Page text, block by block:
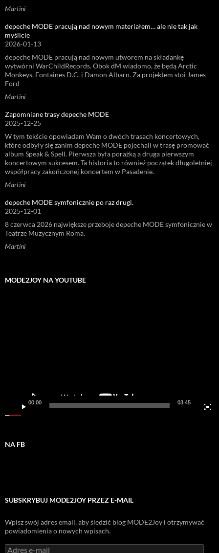
Martini
depeche MODE pracują nad nowym materiałem… ale nie tak jak
myślicie
2026-01-13
depeche MODE pracują nad nowym utworem na składankę
wytwórni WarChildRecords. Obok dM wiadomo, że będą Arctic
Monkeys, Fontaines D.C. i Damon Albarn. Za projektem stoi James
Ford
Martini
Zapomniane trasy depeche MODE
2025-12-25
W tym tekście opowiadam Wam o dwóch trasach koncertowych,
które odbyły się zanim depeche MODE pojechali w trasę promować
album Speak & Spell. Pierwsza była porażką a druga pierwszym
koncertowym sukcesem. Ta historia to również początek długoletniej
współpracy zakończonej koncertem w Pasadenie.
Martini
depeche MODE symfonicznie po raz drugi.
2025-12-01
8 czerwca 2026 największe przeboje depeche MODE symfonicznie w
Teatrze Muzycznym Roma.
Martini
MODE2JOY NA YOUTUBE
00:00 03:45
NA FB
SUBSKRYBUJ MODE2JOY PRZEZ E-MAIL
Wpisz swój adres email, aby śledzić blog MODE2Joy i otrzymywać
powiadomienia o nowych wpisach.
Adres